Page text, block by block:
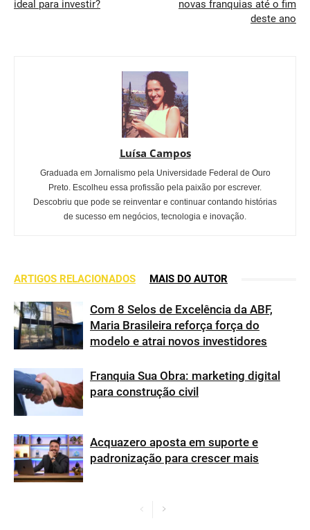
ideal para investir?
novas franquias até o fim
deste ano
Luísa Campos
Graduada em Jornalismo pela Universidade Federal de Ouro
Preto. Escolheu essa profissão pela paixão por escrever.
Descobriu que pode se reinventar e continuar contando histórias
de sucesso em negócios, tecnologia e inovação.
ARTIGOS RELACIONADOS MAIS DO AUTOR
Com 8 Selos de Excelência da ABF,
Maria Brasileira reforça força do
modelo e atrai novos investidores
Franquia Sua Obra: marketing digital
para construção civil
Acquazero aposta em suporte e
padronização para crescer mais